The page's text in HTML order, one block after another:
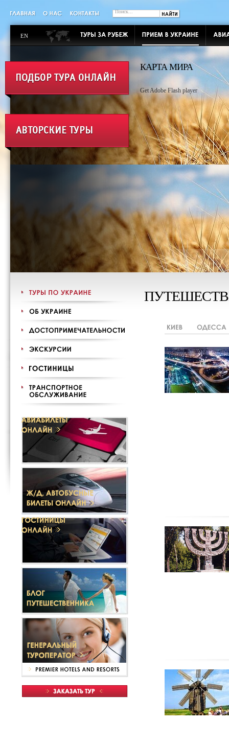
EN
КАРТА МИРА
Get Adobe Flash player